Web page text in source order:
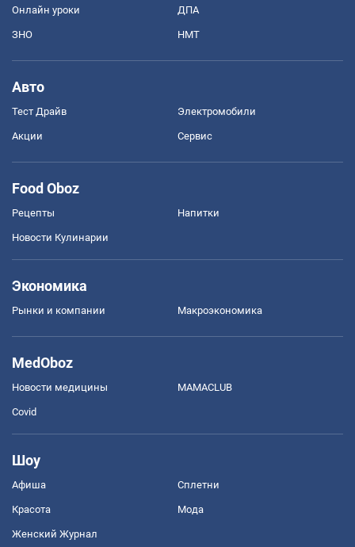
Онлайн уроки ДПА
ЗНО НМТ
Авто
Тест Драйв Электромобили
Акции Сервис
Food Oboz
Рецепты Напитки
Новости Кулинарии
Экономика
Рынки и компании Mакроэкономика
MedOboz
Новости медицины MAMACLUB
Covid
Шоу
Афиша Сплетни
Красота Мода
Женский Журнал